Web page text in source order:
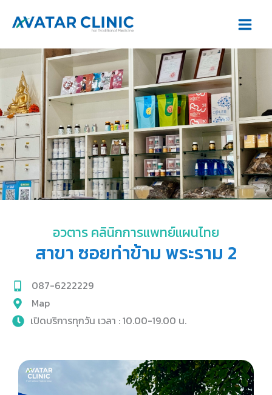
อวตาร คลินิกการแพทย์แผนไทย
สาขา ซอยท่าข้าม พระราม 2
087-6222229
Map
เปิดบริการทุกวัน เวลา : 10.00-19.00 น.